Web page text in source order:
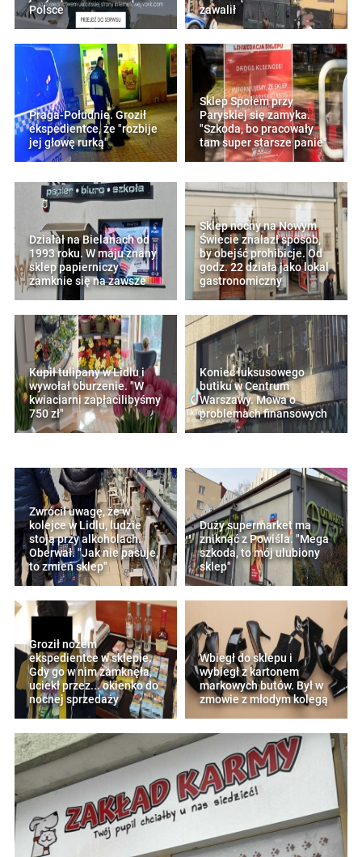
Polsce
zawalił
Praga-Południe. Groził
ekspedientce, że "rozbije
jej głowę rurką"
Sklep Społem przy
Paryskiej się zamyka.
"Szkoda, bo pracowały
tam super starsze panie"
Działał na Bielanach od
1993 roku. W maju znany
sklep papierniczy
zamknie się na zawsze
Sklep nocny na Nowym
Świecie znalazł sposób,
by obejść prohibicje. Od
godz. 22 działa jako lokal
gastronomiczny
Kupił tulipany w Lidlu i
wywołał oburzenie. "W
kwiaciarni zapłacilibyśmy
750 zł"
Koniec luksusowego
butiku w Centrum
Warszawy. Mowa o
problemach finansowych
Zwrócił uwagę, że w
kolejce w Lidlu, ludzie
stoją przy alkoholach.
Oberwał. "Jak nie pasuje,
to zmień sklep"
Duży supermarket ma
zniknąć z Powiśla. "Mega
szkoda, to mój ulubiony
sklep"
Groził nożem
ekspedientce w sklepie.
Gdy go w nim zamknęła,
uciekł przez... okienko do
nocnej sprzedaży
Wbiegł do sklepu i
wybiegł z kartonem
markowych butów. Był w
zmowie z młodym kolegą